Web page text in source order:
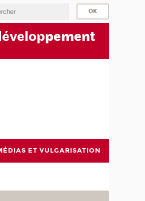
pement
ET VULGARISATION